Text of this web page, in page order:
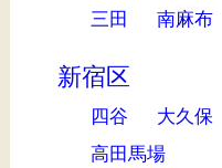
三田 南麻布
新宿区
四谷 大久保
高田馬場